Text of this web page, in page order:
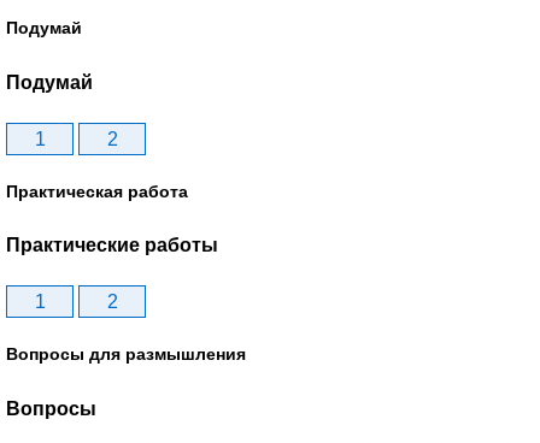
Подумай
Подумай
1 2
Практическая работа
Практические работы
1 2
Вопросы для размышления
Вопросы